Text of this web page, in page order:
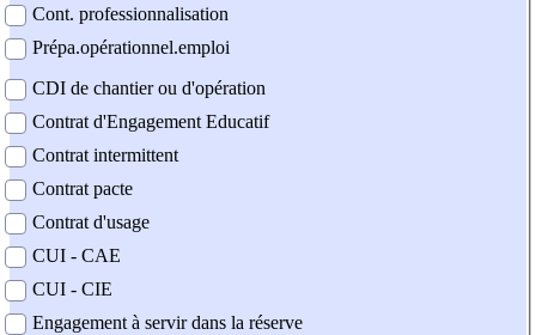
Cont. professionnalisation
Prépa.opérationnel.emploi
CDI de chantier ou d'opération
Contrat d'Engagement Educatif
Contrat intermittent
Contrat pacte
Contrat d'usage
CUI - CAE
CUI - CIE
Engagement à servir dans la réserve